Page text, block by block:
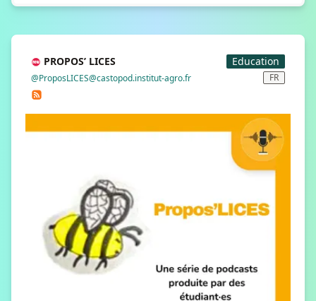
Education
PROPOS’ LICES
FR
@ProposLICES@castopod.institut-agro.fr